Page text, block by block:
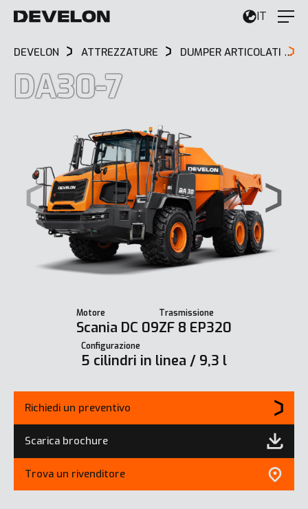
IT
DEVELON ATTREZZATURE DUMPER ARTICOLATI
DA30-7
Motore
Scania DC 09
Trasmissione
ZF 8 EP320
Configurazione
5 cilindri in linea / 9,3 l
Richiedi un preventivo
Scarica brochure
Trova un rivenditore